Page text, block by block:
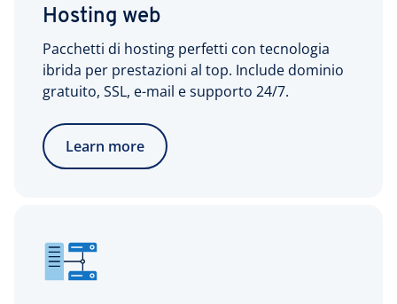
Hosting web
Pacchetti di hosting perfetti con tecnologia
ibrida per prestazioni al top. Include dominio
gratuito, SSL, e-mail e supporto 24/7.
Learn more